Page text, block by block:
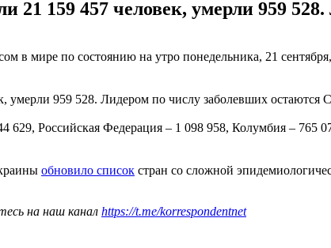
21 159 457 человек, умерли 959
в мире по состоянию на утро понедельника, 21
умерли 959 528. Лидером по числу заболевших
Российская Федерация – 1 098 958, Колумбия – 765
обновило список стран со сложной
на наш канал https://t.me/korrespondentnet